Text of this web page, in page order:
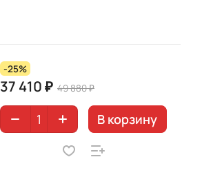
-25%
37 410 ₽ 49 880 ₽
В корзину